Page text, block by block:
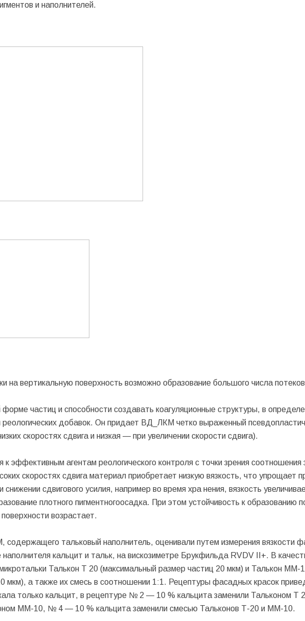
и наполнителей.
на вертикальную поверхность возможно образование большого числа
частиц и способности создавать коагуляционные структуры, в
добавок. Он придает ВД_ЛКМ четко выраженный
скоростях сдвига и низкая — при увеличении скорости сдвига).
к эффективным агентам реологического контроля с точки зрения соотношения
скоростях сдвига материал приобретает низкую вязкость, что упрощает
сдвигового усилия, например во время хра нения, вязкость
плотного пигментногоосадка. При этом устойчивость к образованию
возрастает.
содержащего тальковый наполнитель, оценивали путем измерения вязкости
кальцит и тальк, на вискозиметре Брукфильда RVDV II+. В
Талькон Т 20 (максимальный размер частиц 20 мкм) и Талькон ММ-
мкм), а также их смесь в соотношении 1:1. Рецептуры фасадных красок
только кальцит, в рецептуре № 2 — 10 % кальцита заменили Тальконом
ММ-10, № 4 — 10 % кальцита заменили смесью Тальконов Т-20 и ММ-10.